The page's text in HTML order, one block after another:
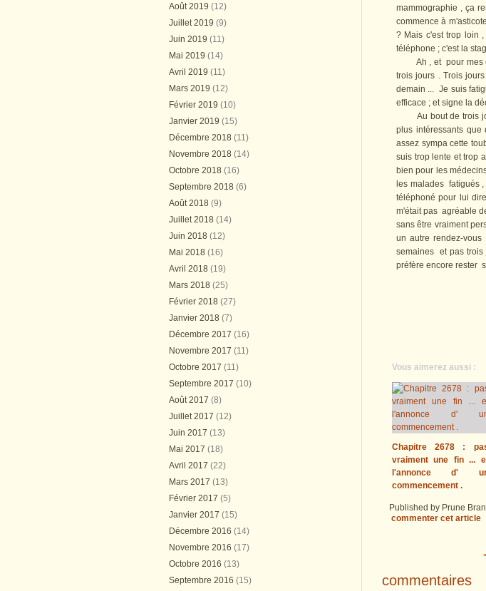
Août 2019 (12)
Juillet 2019 (9)
Juin 2019 (11)
Mai 2019 (14)
Avril 2019 (11)
Mars 2019 (12)
Février 2019 (10)
Janvier 2019 (15)
Décembre 2018 (11)
Novembre 2018 (14)
Octobre 2018 (16)
Septembre 2018 (6)
Août 2018 (9)
Juillet 2018 (14)
Juin 2018 (12)
Mai 2018 (16)
Avril 2018 (19)
Mars 2018 (25)
Février 2018 (27)
Janvier 2018 (7)
Décembre 2017 (16)
Novembre 2017 (11)
Octobre 2017 (11)
Septembre 2017 (10)
Août 2017 (8)
Juillet 2017 (12)
Juin 2017 (13)
Mai 2017 (18)
Avril 2017 (22)
Mars 2017 (13)
Février 2017 (5)
Janvier 2017 (15)
Décembre 2016 (14)
Novembre 2016 (17)
Octobre 2016 (13)
Septembre 2016 (15)
mammographie , ça
commence à
? Mais c'est trop loin
téléphone ; c'est la
Ah , et pour mes
trois jours . Trois
demain ... Je suis
efficace ; et signe la
Au bout de trois
plus intéressants
assez sympa cette
suis trop lente et trop
bien pour les
les malades fatigués
téléphoné pour lui
m'était pas agréable
sans être vraiment
un autre rendez-
semaines et pas
préfère encore rester
Vous aimerez aussi :
Chapitre 2678 :
vraiment une fin ...
l'annonce d'
commencement .
Published by Prune
commenter cet article
commentaires